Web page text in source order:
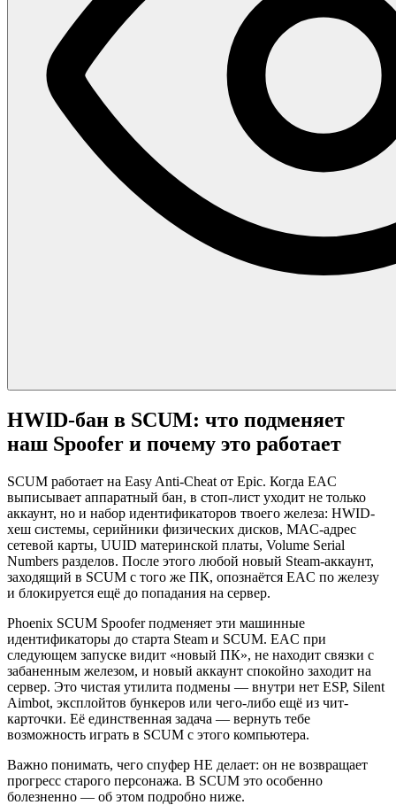
HWID-бан в SCUM: что подменяет
наш Spoofer и почему это работает
SCUM работает на Easy Anti-Cheat от Epic. Когда EAC
выписывает аппаратный бан, в стоп-лист уходит не только
аккаунт, но и набор идентификаторов твоего железа: HWID-
хеш системы, серийники физических дисков, MAC-адрес
сетевой карты, UUID материнской платы, Volume Serial
Numbers разделов. После этого любой новый Steam-аккаунт,
заходящий в SCUM с того же ПК, опознаётся EAC по железу
и блокируется ещё до попадания на сервер.
Phoenix SCUM Spoofer подменяет эти машинные
идентификаторы до старта Steam и SCUM. EAC при
следующем запуске видит «новый ПК», не находит связки с
забаненным железом, и новый аккаунт спокойно заходит на
сервер. Это чистая утилита подмены — внутри нет ESP, Silent
Aimbot, эксплойтов бункеров или чего-либо ещё из чит-
карточки. Её единственная задача — вернуть тебе
возможность играть в SCUM с этого компьютера.
Важно понимать, чего спуфер НЕ делает: он не возвращает
прогресс старого персонажа. В SCUM это особенно
болезненно — об этом подробно ниже.